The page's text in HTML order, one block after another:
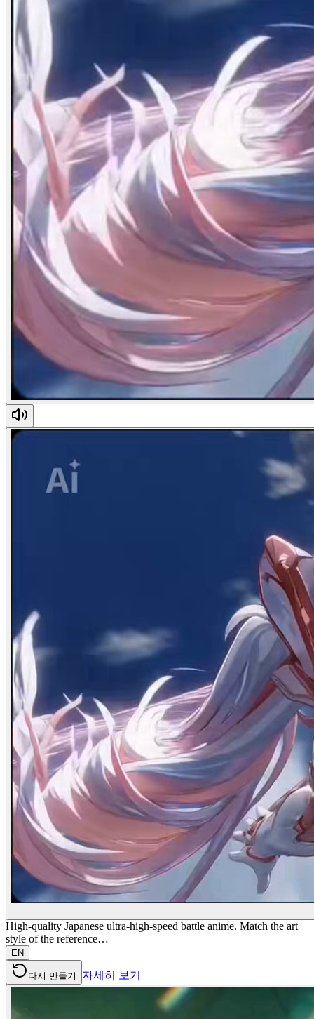
High-quality Japanese ultra-high-speed battle anime. Match the art
style of the reference…
EN
다시 만들기 자세히 보기